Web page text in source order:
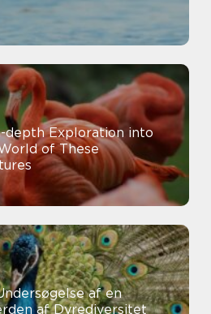
depth Exploration into
of These
af en
af Dyrediversitet